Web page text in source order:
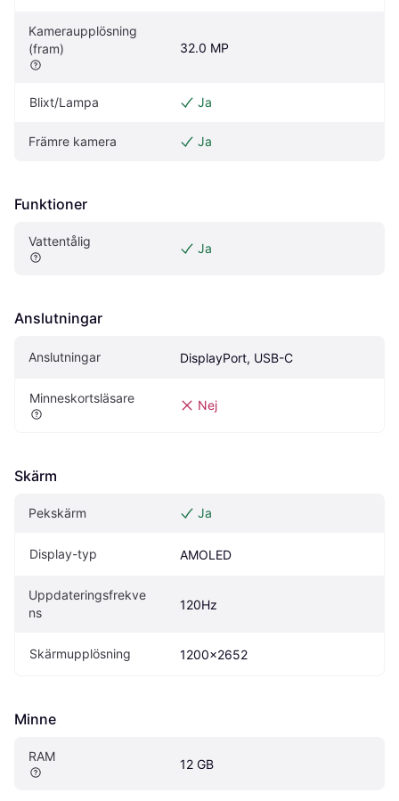
Kameraupplösning
(fram)
32.0 MP
Blixt/Lampa Ja
Främre kamera Ja
Funktioner
Vattentålig Ja
Anslutningar
Anslutningar DisplayPort, USB-C
Minneskortsläsare Nej
Skärm
Pekskärm Ja
Display-typ AMOLED
Uppdateringsfrekve
ns
120Hz
Skärmupplösning 1200x2652
Minne
RAM
12 GB